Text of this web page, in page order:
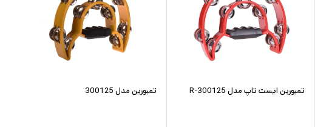
تمبورین ایست تاپ مدل R-300125 تمبورین مدل 300125